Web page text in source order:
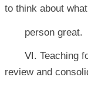
to think about
person great.
Ⅵ. Teaching
review and